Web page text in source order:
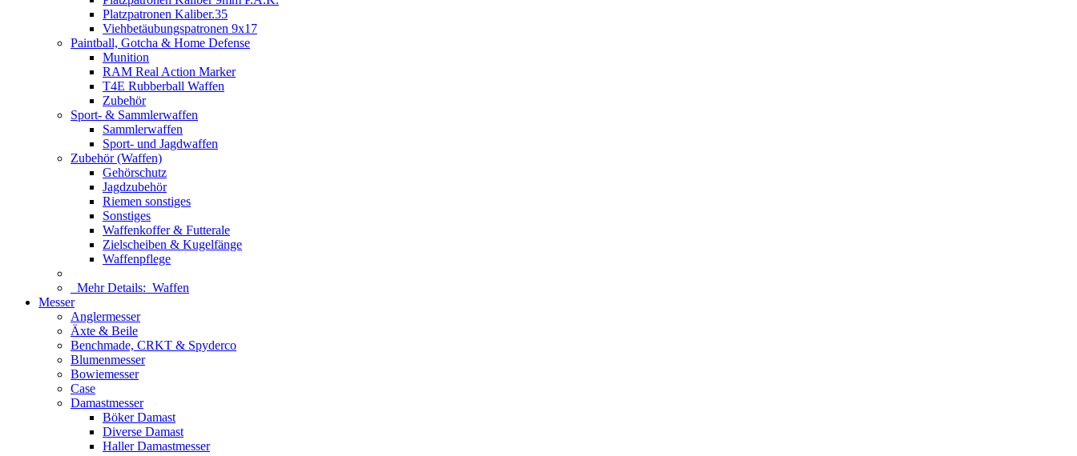
Platzpatronen Kaliber.35
Viehbetäubungspatronen 9x17
Paintball, Gotcha & Home Defense
Munition
RAM Real Action Marker
T4E Rubberball Waffen
Zubehör
Sport- & Sammlerwaffen
Sammlerwaffen
Sport- und Jagdwaffen
Zubehör (Waffen)
Gehörschutz
Jagdzubehör
Riemen sonstiges
Sonstiges
Waffenkoffer & Futterale
Zielscheiben & Kugelfänge
Waffenpflege
Mehr Details: Waffen
Messer
Anglermesser
Äxte & Beile
Benchmade, CRKT & Spyderco
Blumenmesser
Bowiemesser
Case
Damastmesser
Böker Damast
Diverse Damast
Haller Damastmesser